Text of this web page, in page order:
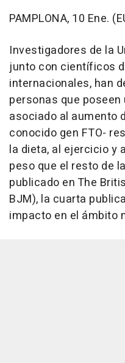
PAMPLONA, 10 Ene.
Investigadores de la
junto con científicos
internacionales, han
personas que
asociado al aumento
conocido gen FTO-
la dieta, al ejercicio y
peso que el resto de
publicado en The
BJM), la cuarta
impacto en el ámbito